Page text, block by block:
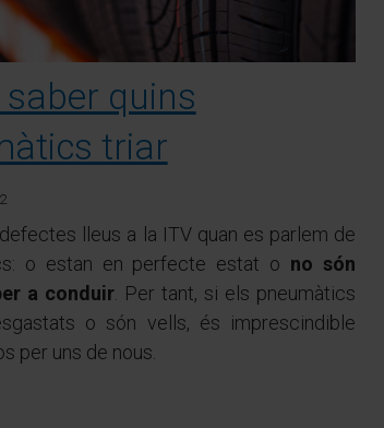
saber quins
triar
lleus a la ITV quan es parlem de
o estan en perfecte estat o no són
a conduir. Per tant, si els pneumàtics
o són vells, és imprescindible
per uns de nous.